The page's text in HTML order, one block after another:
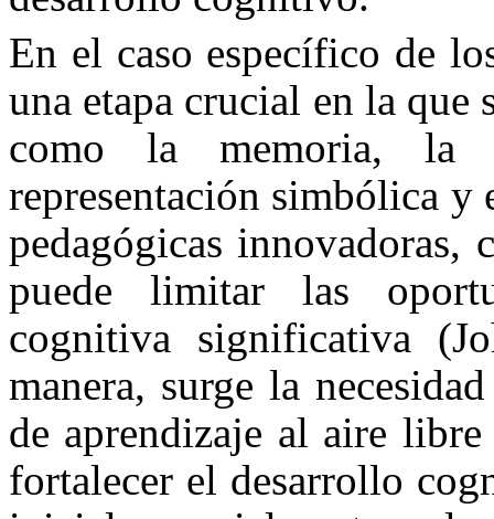
En el caso específico de
una etapa crucial en la que
como la memoria, la
representación simbólica y
pedagógicas innovadoras,
puede limitar las
cognitiva significativa
manera, surge la
de aprendizaje al aire libre
fortalecer el desarrollo